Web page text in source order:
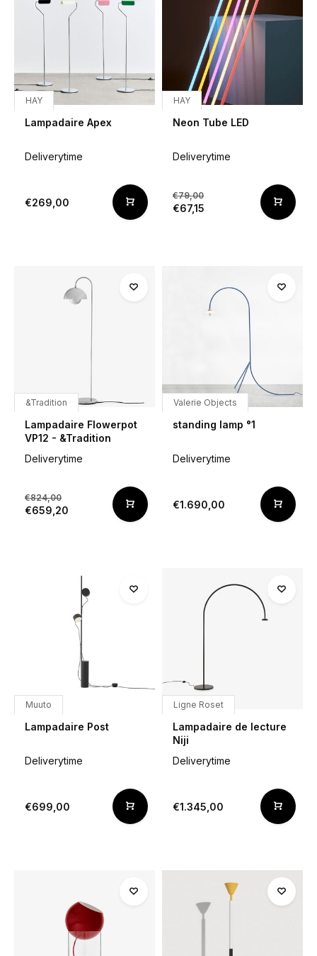
HAY
Lampadaire Apex
Deliverytime
€269,00
HAY
Neon Tube LED
Deliverytime
€79,00
€67,15
&Tradition
Lampadaire Flowerpot
VP12 - &Tradition
Deliverytime
€824,00
€659,20
Valerie Objects
standing lamp °1
Deliverytime
€1.690,00
Muuto
Lampadaire Post
Deliverytime
€699,00
Ligne Roset
Lampadaire de lecture
Niji
Deliverytime
€1.345,00